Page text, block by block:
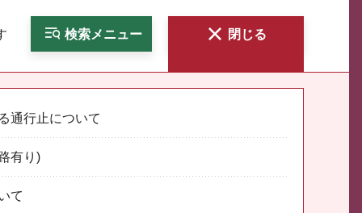
検索メニュー 閉じる
通行止について
有り)
て